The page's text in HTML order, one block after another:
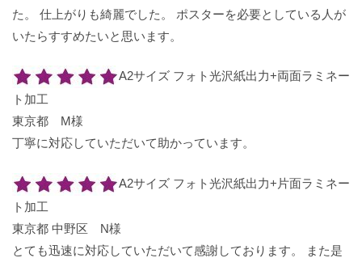
た。 仕上がりも綺麗でした。 ポスターを必要としている人が
いたらすすめたいと思います。
A2サイズ フォト光沢紙出力+両面ラミネー
ト加工
東京都 M様
丁寧に対応していただいて助かっています。
A2サイズ フォト光沢紙出力+片面ラミネー
ト加工
東京都 中野区 N様
とても迅速に対応していただいて感謝しております。 また是